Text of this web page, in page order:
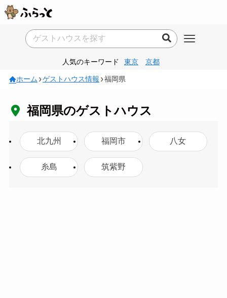
人気のキーワード 東京 京都
ホーム ゲストハウス情報 福岡県
福岡県のゲストハウス
北九州 福岡市 八女
糸島 筑紫野